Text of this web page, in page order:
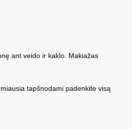
ant veido ir kaklo. Makiažas
tapšnodami padenkite visą